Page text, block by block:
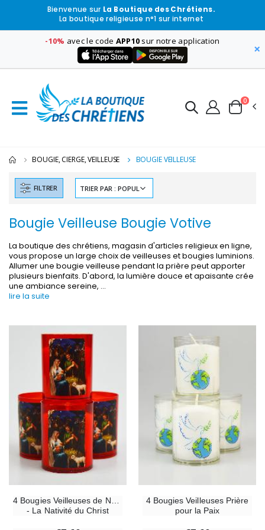
Bienvenue sur La Boutique des Chrétiens.
La boutique religieuse n°1 sur internet
-10% avec le code APP10 sur notre application
×
0
BOUGIE, CIERGE, VEILLEUSE BOUGIE VEILLEUSE
FILTRER
Bougie Veilleuse Bougie Votive
La boutique des chrétiens, magasin d'articles religieux en ligne,
vous propose un large choix de veilleuses et bougies luminions.
Allumer une bougie veilleuse pendant la prière peut apporter
plusieurs bienfaits. D'abord, la lumière douce et apaisante crée
une ambiance sereine, ...
lire la suite
4 Bougies Veilleuses de Noël
- La Nativité du Christ
4 Bougies Veilleuses Prière
pour la Paix
€6.00
-10%
€15.00 €13.50
€10.00
-20%
€12.00
-20%